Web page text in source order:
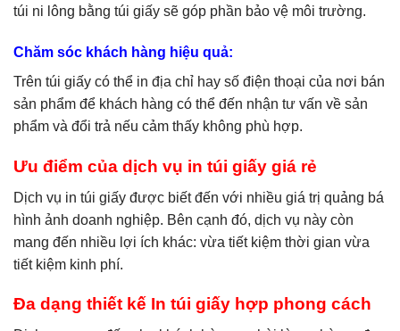
túi ni lông bằng túi giấy sẽ góp phần bảo vệ môi trường.
Chăm sóc khách hàng hiệu quả:
Trên túi giấy có thể in địa chỉ hay số điện thoại của nơi bán
sản phẩm để khách hàng có thể đến nhận tư vấn về sản
phẩm và đổi trả nếu cảm thấy không phù hợp.
Ưu điểm của dịch vụ in túi giấy giá rẻ
Dịch vụ in túi giấy được biết đến với nhiều giá trị quảng bá
hình ảnh doanh nghiệp. Bên cạnh đó, dịch vụ này còn
mang đến nhiều lợi ích khác: vừa tiết kiệm thời gian vừa
tiết kiệm kinh phí.
Đa dạng thiết kế In túi giấy hợp phong cách